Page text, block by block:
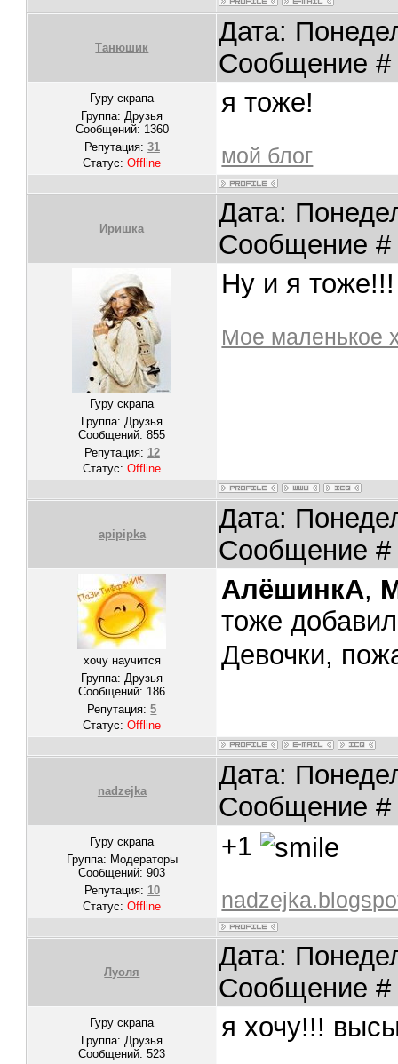
Танюшик
Дата:
Сообщение
Гуру скрапа
Группа: Друзья
Сообщений: 1360
Репутация: 31
Статус:Offline
я тоже!
мой блог
Иришка
Дата:
Сообщение
Гуру скрапа
Группа: Друзья
Сообщений:855
Репутация: 12
Статус:Offline
Ну и я тоже!!!
Мое маленькое
apipipka
Дата:
Сообщение
хочу научится
Группа: Друзья
Сообщений: 186
Репутация:5
Статус:Offline
АлёшинкА,
тоже
Девочки,
nadzejka
Дата:
Сообщение
Гуру скрапа
Группа: Модераторы
Сообщений:903
Репутация: 10
Статус:Offline
+1
Луоля
Дата:
Сообщение
Гуру скрапа
Группа: Друзья
Сообщений:523
я хочу!!!